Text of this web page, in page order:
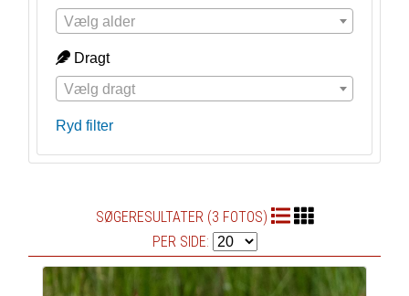
Vælg alder
Dragt
Vælg dragt
Ryd filter
SØGERESULTATER (3 FOTOS)
PER SIDE: